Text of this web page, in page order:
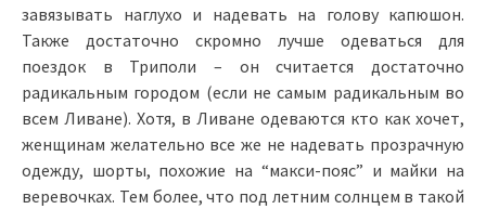
завязывать наглухо и надевать на голову капюшон.
Также достаточно скромно лучше одеваться для
поездок в Триполи – он считается достаточно
радикальным городом (если не самым радикальным во
всем Ливане). Хотя, в Ливане одеваются кто как хочет,
женщинам желательно все же не надевать прозрачную
одежду, шорты, похожие на “макси-пояс” и майки на
веревочках. Тем более, что под летним солнцем в такой